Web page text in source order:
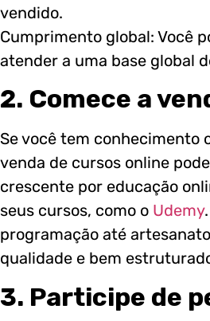
vendido.
Cumprimento global: Você
atender a uma base global
2. Comece a
Se você tem conhecimento
venda de cursos online
crescente por educação
seus cursos, como o Udemy
programação até
qualidade e bem
3. Participe de